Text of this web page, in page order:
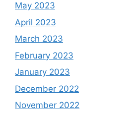
May 2023
April 2023
March 2023
February 2023
January 2023
December 2022
November 2022